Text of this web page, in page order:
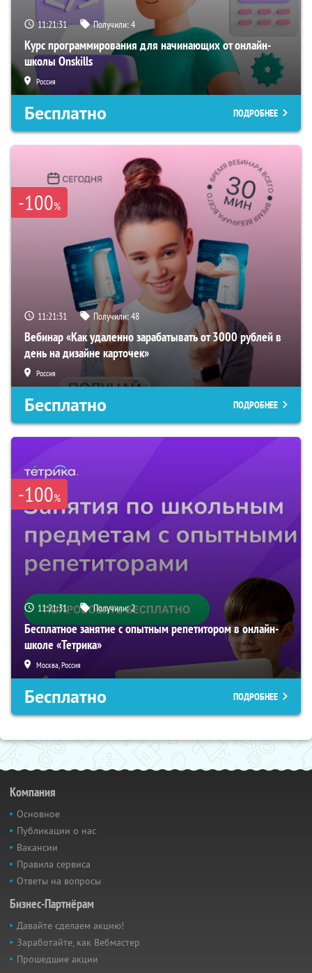
11:21:31 Получили:4
Курс программирования для начинающих от онлайн-
школы Onskills
Россия
Бесплатно ПОДРОБНЕЕ
-100%
11:21:31 Получили:48
Вебинар «Как удаленно зарабатывать от 3000 рублей в
день на дизайне карточек»
Россия
Бесплатно ПОДРОБНЕЕ
-100%
11:21:31 Получили:2
Бесплатное занятие с опытным репетитором в онлайн-
школе «Тетрика»
Москва, Россия
Бесплатно ПОДРОБНЕЕ
Компания
Основное
Публикации о нас
Вакансии
Правила сервиса
Ответы на вопросы
Бизнес-Партнёрам
Давайте сделаем акцию!
Заработайте, как Вебмастер
Прошедшие акции